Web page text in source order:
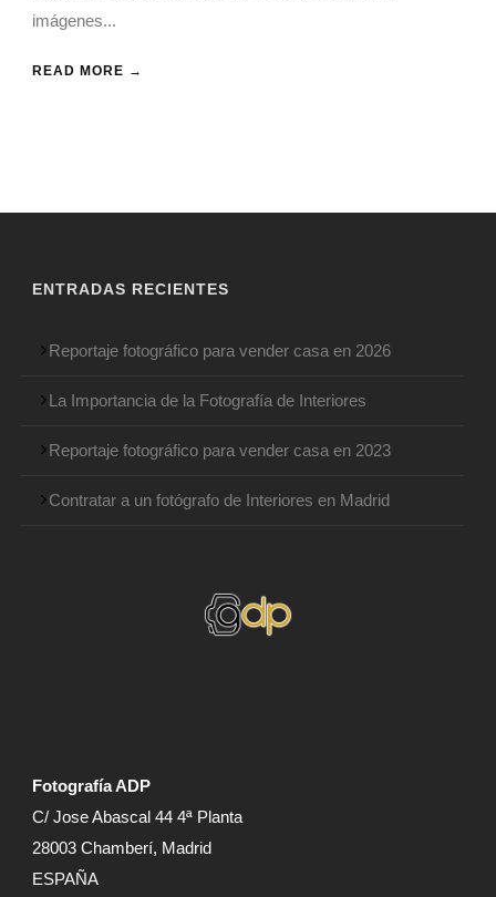
imágenes...
READ MORE →
ENTRADAS RECIENTES
Reportaje fotográfico para vender casa en 2026
La Importancia de la Fotografía de Interiores
Reportaje fotográfico para vender casa en 2023
Contratar a un fotógrafo de Interiores en Madrid
Fotografía ADP
C/ Jose Abascal 44 4ª Planta
28003 Chamberí, Madrid
ESPAÑA